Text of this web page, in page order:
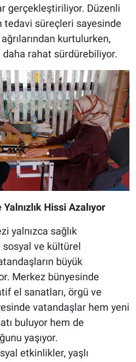
gerçekleştiriliyor. Düzenli
tedavi süreçleri sayesinde
kurtulurken,
daha rahat sürdürebiliyor.
Hissi Azalıyor
yalnızca sağlık
ve kültürel
büyük
Merkez bünyesinde
el sanatları, örgü ve
vatandaşlar hem yeni
buluyor hem de
yaşıyor.
etkinlikler, yaşlı